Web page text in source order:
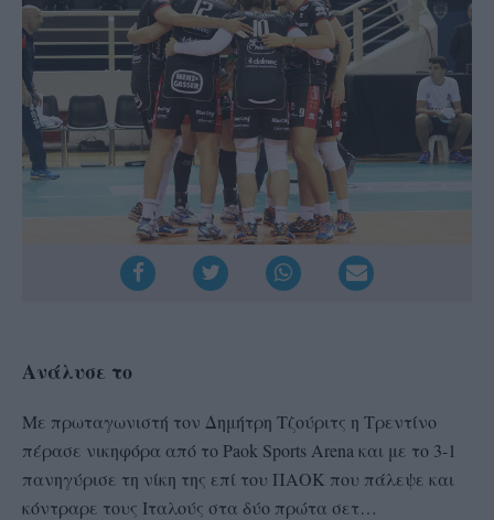
Ανάλυσε το
Με πρωταγωνιστή τον Δημήτρη Τζούριτς η Τρεντίνο
πέρασε νικηφόρα από το Paok Sports Arena και με το 3-1
πανηγύρισε τη νίκη της επί του ΠΑΟΚ που πάλεψε και
κόντραρε τους Ιταλούς στα δύο πρώτα σετ…